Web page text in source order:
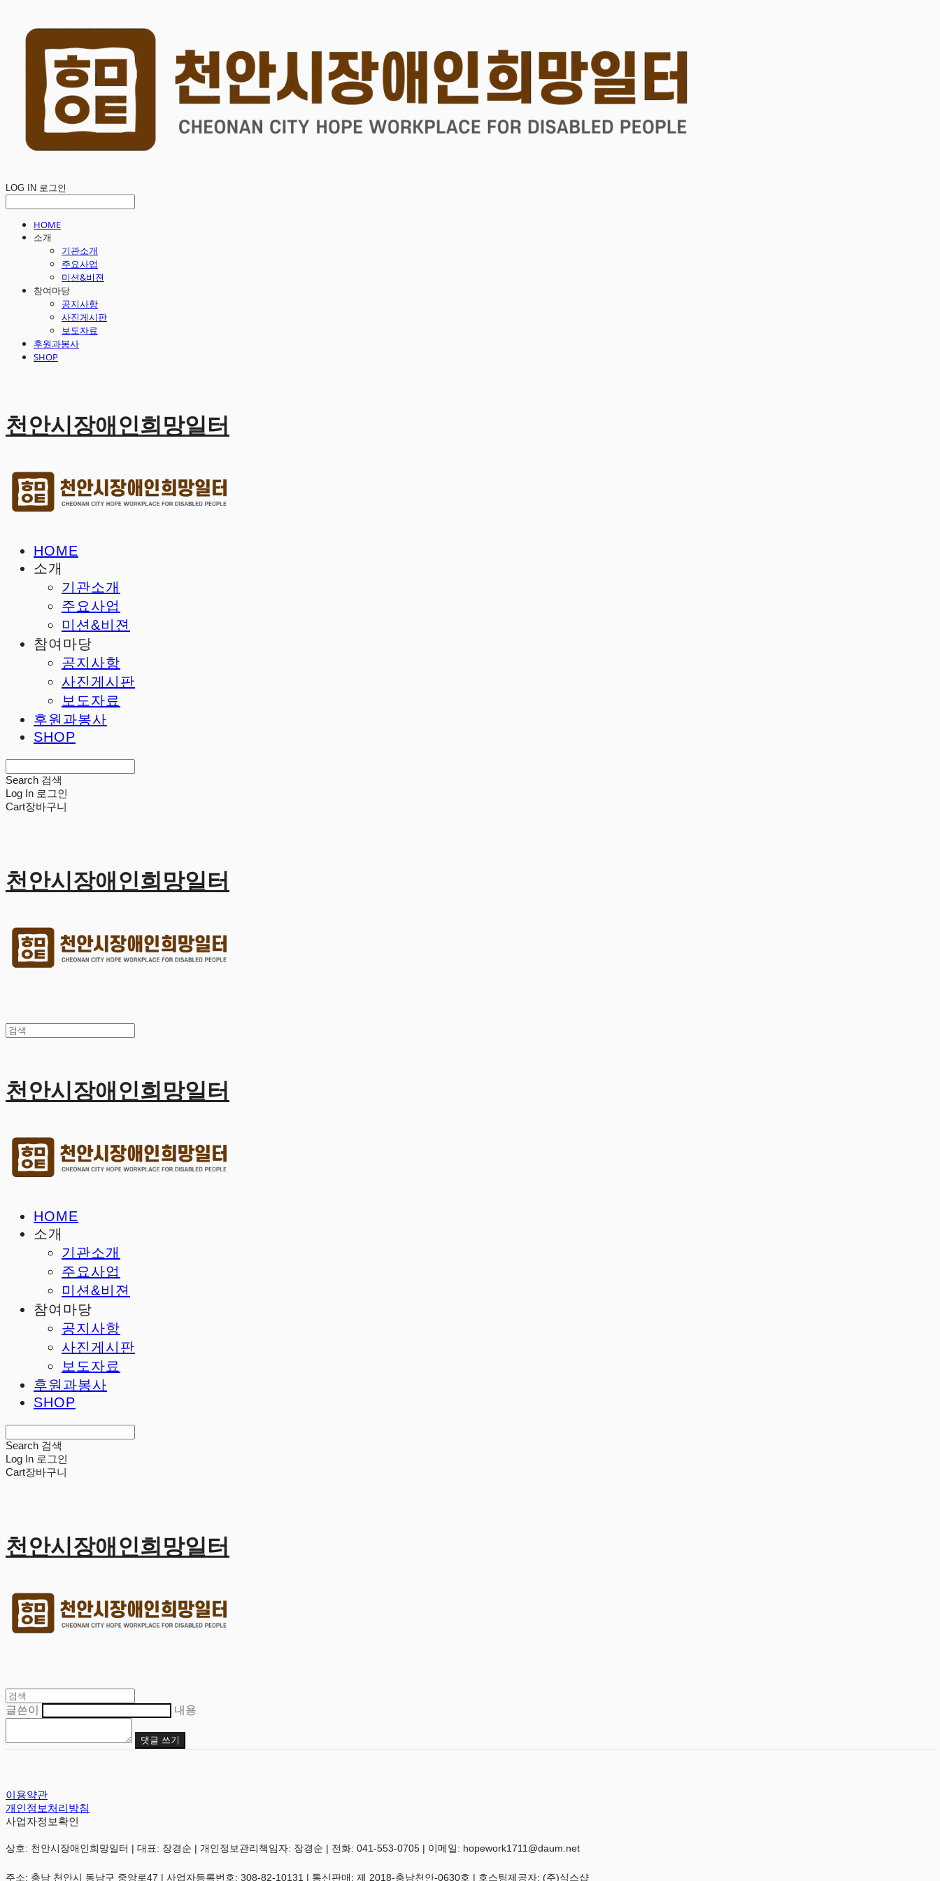
LOG IN 로그인
HOME
소개
기관소개
주요사업
미션&비젼
참여마당
공지사항
사진게시판
보도자료
후원과봉사
SHOP
천안시장애인희망일터
HOME
소개
기관소개
주요사업
미션&비젼
참여마당
공지사항
사진게시판
보도자료
후원과봉사
SHOP
Search 검색
Log In 로그인
Cart장바구니
천안시장애인희망일터
천안시장애인희망일터
HOME
소개
기관소개
주요사업
미션&비젼
참여마당
공지사항
사진게시판
보도자료
후원과봉사
SHOP
Search 검색
Log In 로그인
Cart장바구니
천안시장애인희망일터
글쓴이 내용
댓글 쓰기
이용약관
개인정보처리방침
사업자정보확인
상호: 천안시장애인희망일터 | 대표: 장경순 | 개인정보관리책임자: 장경순 | 전화: 041-553-0705 | 이메일: hopework1711@daum.net
주소: 충남 천안시 동남구 중앙로47 | 사업자등록번호: 308-82-10131 | 통신판매: 제 2018-충남천안-0630호 | 호스팅제공자: (주)식스샵